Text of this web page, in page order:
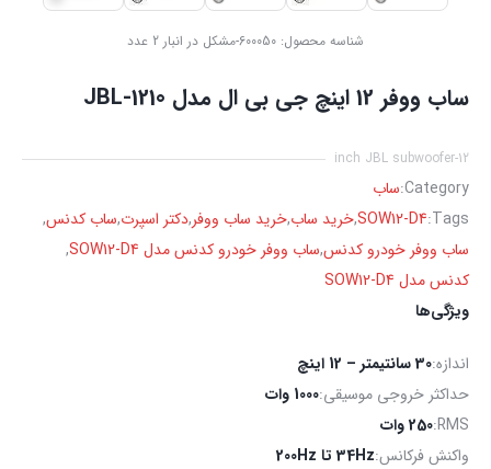
شناسه محصول: 600050-مشکل در انبار 2 عدد
ساب ووفر 12 اینچ جی بی ال مدل JBL-1210
12-inch JBL subwoofer
Category: ساب
Tags:
SOW12-D4
,خرید ساب,خرید ساب ووفر,دکتر اسپرت,ساب کدنس,
ساب ووفر خودرو کدنس,ساب ووفر خودرو کدنس مدل SOW12-D4
,
کدنس مدل SOW12-D4
ویژگی‌ها
اندازه:30 سانتیمتر – 12 اینچ
حداکثر خروجی موسیقی:1000 وات
RMS:250 وات
واکنش فرکانس:34Hz تا 200Hz